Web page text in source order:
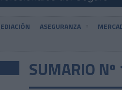
ASEGURANZA
SUMARIO